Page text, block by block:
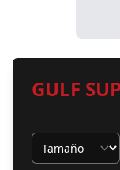
GULF
Tamaño